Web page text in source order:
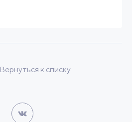
Вернуться к списку